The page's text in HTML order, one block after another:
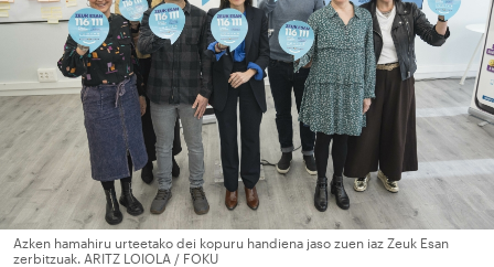
Azken hamahiru urteetako dei kopuru handiena jaso zuen iaz Zeuk Esan
zerbitzuak. ARITZ LOIOLA / FOKU